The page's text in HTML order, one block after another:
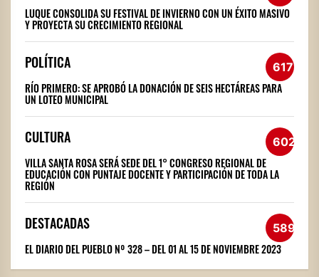
LUQUE CONSOLIDA SU FESTIVAL DE INVIERNO CON UN ÉXITO MASIVO
Y PROYECTA SU CRECIMIENTO REGIONAL
POLÍTICA 617
RÍO PRIMERO: SE APROBÓ LA DONACIÓN DE SEIS HECTÁREAS PARA
UN LOTEO MUNICIPAL
CULTURA 602
VILLA SANTA ROSA SERÁ SEDE DEL 1° CONGRESO REGIONAL DE
EDUCACIÓN CON PUNTAJE DOCENTE Y PARTICIPACIÓN DE TODA LA
REGIÓN
DESTACADAS 589
EL DIARIO DEL PUEBLO Nº 328 – DEL 01 AL 15 DE NOVIEMBRE 2023